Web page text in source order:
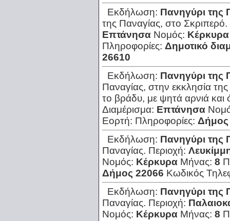
Εκδήλωση: Πανηγύρι της
της Παναγίας, στο Σκριπερό.
Επτάνησα Νομός: Κέρκυρα
Πληροφορίες: Δημοτικό
26610
Εκδήλωση: Πανηγύρι της
Παναγίας, στην εκκλησία
το βράδυ, με ψητά αρνιά και
Διαμέρισμα: Επτάνησα
Εορτή: Πληροφορίες: Δήμος
Εκδήλωση: Πανηγύρι της
Παναγίας. Περιοχή:
Νομός: Κέρκυρα Μήνας: 8
Δήμος 22066 Κωδικός
Εκδήλωση: Πανηγύρι της
Παναγίας. Περιοχή:
Νομός: Κέρκυρα Μήνας: 8